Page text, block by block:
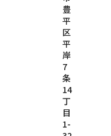
豊
平
区
平
岸
7
条
14
丁
目
1-